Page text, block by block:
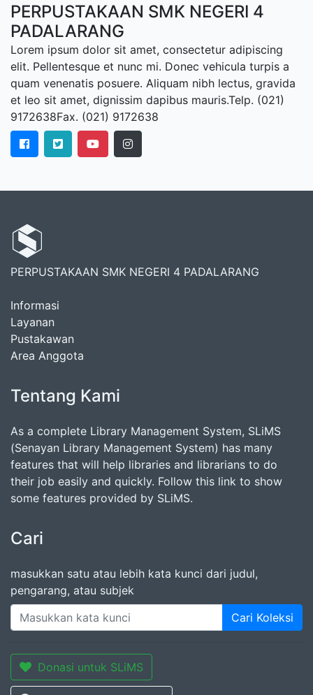
PERPUSTAKAAN SMK NEGERI 4
PADALARANG
Lorem ipsum dolor sit amet, consectetur adipiscing
elit. Pellentesque et nunc mi. Donec vehicula turpis a
quam venenatis posuere. Aliquam nibh lectus, gravida
et leo sit amet, dignissim dapibus mauris.Telp. (021)
9172638Fax. (021) 9172638
PERPUSTAKAAN SMK NEGERI 4 PADALARANG
Informasi
Layanan
Pustakawan
Area Anggota
Tentang Kami
As a complete Library Management System, SLiMS
(Senayan Library Management System) has many
features that will help libraries and librarians to do
their job easily and quickly. Follow this link to show
some features provided by SLiMS.
Cari
masukkan satu atau lebih kata kunci dari judul,
pengarang, atau subjek
Cari Koleksi
Donasi untuk SLiMS